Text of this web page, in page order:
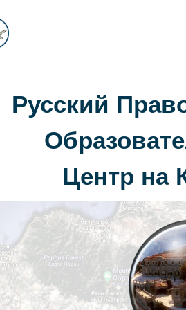
Русский
Центр на